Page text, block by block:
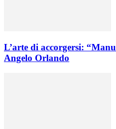
L’arte di accorgersi:
Angelo Orlando